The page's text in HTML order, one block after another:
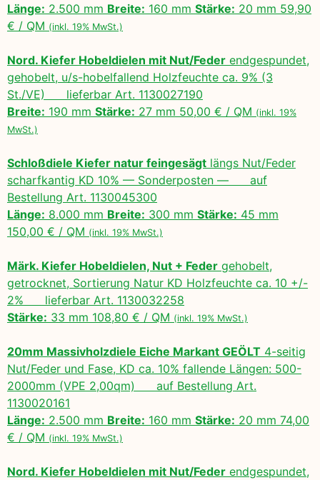
Länge: 2.500 mm Breite: 160 mm Stärke: 20 mm 59,90
€ / QM (inkl. 19% MwSt.)
Nord. Kiefer Hobeldielen mit Nut/Feder endgespundet,
gehobelt, u/s-hobelfallend Holzfeuchte ca. 9% (3
St./VE) lieferbar Art. 1130027190
Breite: 190 mm Stärke: 27 mm 50,00 € / QM (inkl. 19%
MwSt.)
Schloßdiele Kiefer natur feingesägt längs Nut/Feder
scharfkantig KD 10% — Sonderposten — auf
Bestellung Art. 1130045300
Länge: 8.000 mm Breite: 300 mm Stärke: 45 mm
150,00 € / QM (inkl. 19% MwSt.)
Märk. Kiefer Hobeldielen, Nut + Feder gehobelt,
getrocknet, Sortierung Natur KD Holzfeuchte ca. 10 +/-
2% lieferbar Art. 1130032258
Stärke: 33 mm 108,80 € / QM (inkl. 19% MwSt.)
20mm Massivholzdiele Eiche Markant GEÖLT 4-seitig
Nut/Feder und Fase, KD ca. 10% fallende Längen: 500-
2000mm (VPE 2,00qm) auf Bestellung Art.
1130020161
Länge: 2.500 mm Breite: 160 mm Stärke: 20 mm 74,00
€ / QM (inkl. 19% MwSt.)
Nord. Kiefer Hobeldielen mit Nut/Feder endgespundet,